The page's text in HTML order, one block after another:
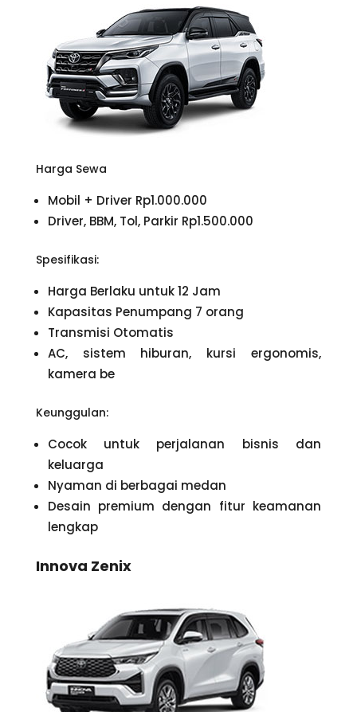
Harga Sewa
Mobil + Driver Rp1.000.000
Driver, BBM, Tol, Parkir Rp1.500.000
Spesifikasi:
Harga Berlaku untuk 12 Jam
Kapasitas Penumpang 7 orang
Transmisi Otomatis
AC, sistem hiburan, kursi ergonomis,
kamera be
Keunggulan:
Cocok untuk perjalanan bisnis dan
keluarga
Nyaman di berbagai medan
Desain premium dengan fitur keamanan
lengkap
Innova Zenix